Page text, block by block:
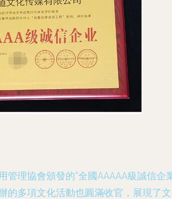
理協會頒發的“全國AAAAA級誠信
多項文化活動也圓滿收官，展現了